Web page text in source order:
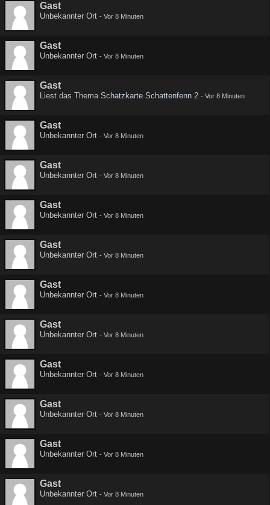
Gast
Unbekannter Ort - Vor 8 Minuten
Gast
Unbekannter Ort - Vor 8 Minuten
Gast
Liest das Thema Schatzkarte Schattenfenn 2 - Vor 8 Minuten
Gast
Unbekannter Ort - Vor 8 Minuten
Gast
Unbekannter Ort - Vor 8 Minuten
Gast
Unbekannter Ort - Vor 8 Minuten
Gast
Unbekannter Ort - Vor 8 Minuten
Gast
Unbekannter Ort - Vor 8 Minuten
Gast
Unbekannter Ort - Vor 8 Minuten
Gast
Unbekannter Ort - Vor 8 Minuten
Gast
Unbekannter Ort - Vor 8 Minuten
Gast
Unbekannter Ort - Vor 8 Minuten
Gast
Unbekannter Ort - Vor 8 Minuten